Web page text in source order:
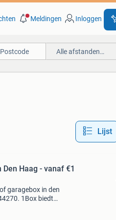
Meldingen Inloggen
Alle afstanden…
Lijst
Haag - vanaf €1
garagebox in den
1Box biedt